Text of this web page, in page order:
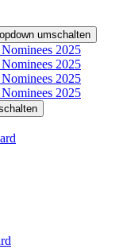
umschalten
2025
2025
2025
2025